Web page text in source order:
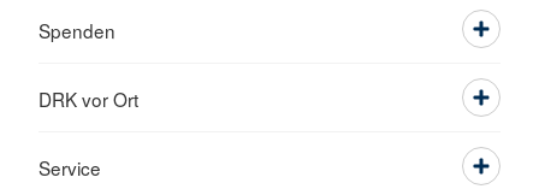
Spenden
DRK vor Ort
Service